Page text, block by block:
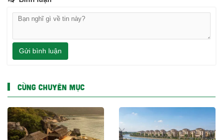
Gửi bình luận
CÙNG CHUYÊN MỤC